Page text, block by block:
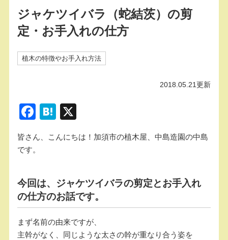
ジャケツイバラ（蛇結茨）の剪
定・お手入れの仕方
植木の特徴やお手入れ方法
2018.05.21更新
F
c
b
o
o
k
H
e
a
皆さん、こんにちは！加須市の植木屋、中島造園の中島
です。
今回は、ジャケツイバラの剪定とお手入れ
の仕方のお話です。
まず名前の由来ですが、
主幹がなく、同じような太さの幹が重なり合う姿を